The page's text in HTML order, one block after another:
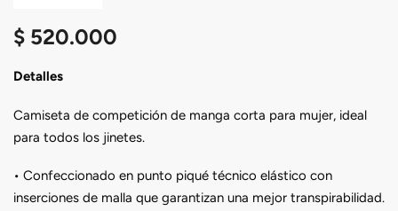
$ 520.000
Detalles
Camiseta de competición de manga corta para mujer, ideal
para todos los jinetes.
• Confeccionado en punto piqué técnico elástico con
inserciones de malla que garantizan una mejor transpirabilidad.